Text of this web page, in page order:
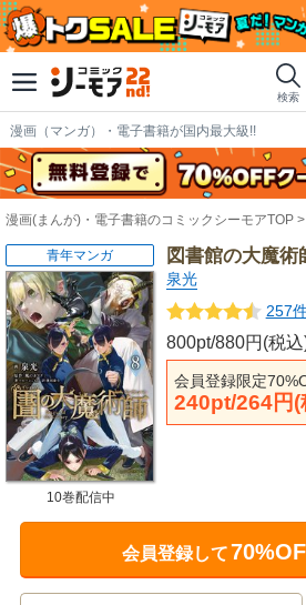
検索
漫画（マンガ）・電子書籍が国内最大級!!
漫画(まんが)・電子書籍のコミックシーモアTOP
図書館の大魔術
泉光
257
800pt/880円(税
会員登録限定
240pt/264円(
青年マンガ
10巻配信中
会員登録して